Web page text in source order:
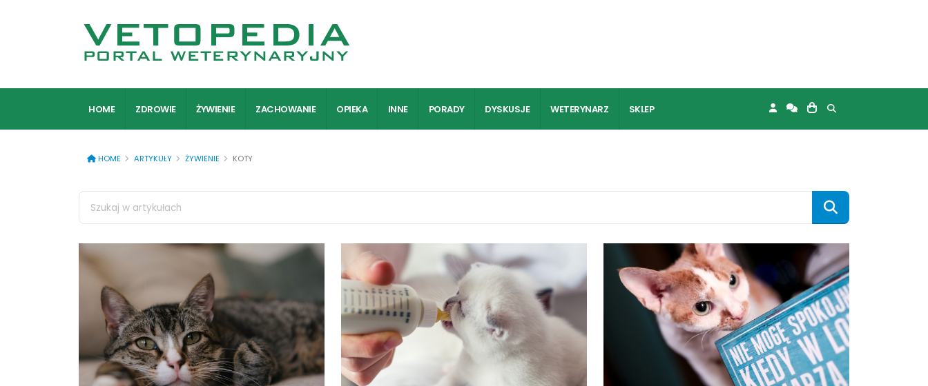
HOME ZDROWIE ŻYWIENIE ZACHOWANIE OPIEKA INNE PORADY DYSKUSJE WETERYNARZ SKLEP
HOME ARTYKUŁY ŻYWIENIE KOTY